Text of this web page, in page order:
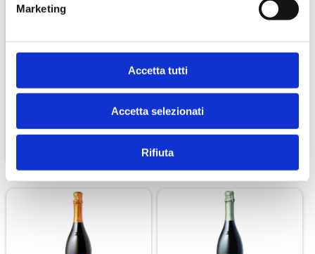
Marketing
Accetta tutti
Accetta selezionati
Rifiuta